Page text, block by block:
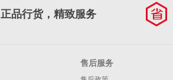
正品行货，精致服务
售后服务